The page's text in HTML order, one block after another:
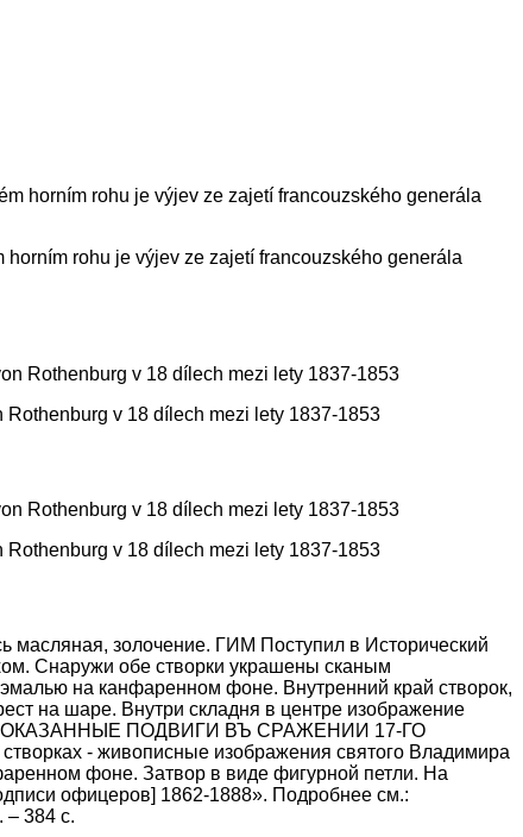
rohu je výjev ze zajetí francouzského generála
v 18 dílech mezi lety 1837-1853
v 18 dílech mezi lety 1837-1853